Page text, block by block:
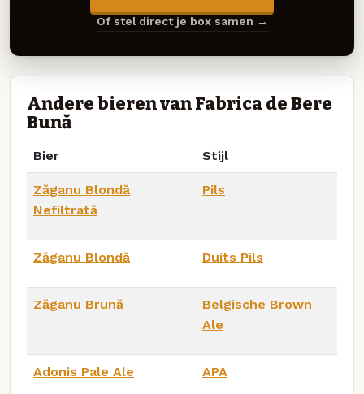
Of stel direct je box samen →
Andere bieren van Fabrica de Bere
Bună
Bier Stijl
Zăganu Blondă
Nefiltrată
Pils
Zăganu Blondă Duits Pils
Zăganu Brună
Belgische Brown
Ale
Adonis Pale Ale APA